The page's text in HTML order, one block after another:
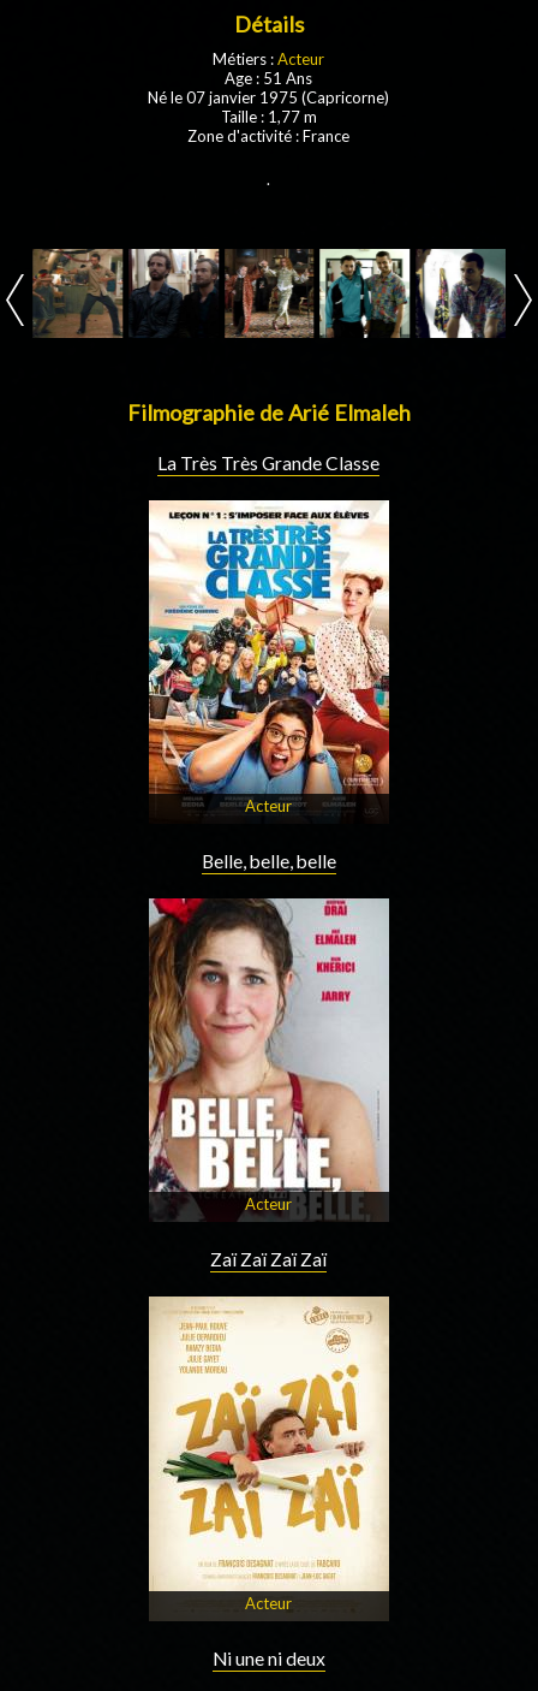
Détails
Métiers :Acteur
Age : 51 Ans
Né le 07 janvier 1975 (Capricorne)
Taille : 1,77 m
Zone d'activité : France
.
Filmographie de Arié Elmaleh
La Très Très Grande Classe
Acteur
Belle, belle, belle
Acteur
Zaï Zaï Zaï Zaï
Acteur
Ni une ni deux